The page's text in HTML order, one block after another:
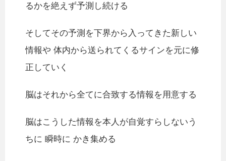
るかを絶えず予測し続ける
そしてその予測を下界から入ってきた新しい
情報や 体内から送られてくるサインを元に修
正していく
脳はそれから全てに合致する情報を用意する
脳はこうした情報を本人が自覚すらしないう
ちに 瞬時に かき集める